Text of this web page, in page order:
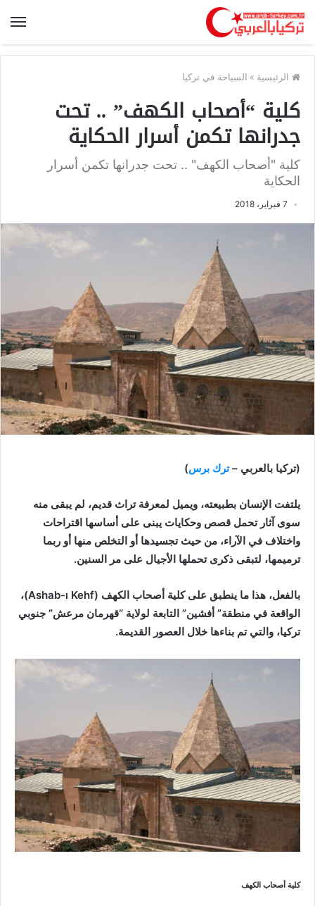
الرئيسية » السياحة في تركيا
كلية “أصحاب الكهف” .. تحت
جدرانها تكمن أسرار الحكاية
كلية "أصحاب الكهف" .. تحت جدرانها تكمن أسرار
الحكاية
7 فبراير، 2018
(تركيا بالعربي –ترك برس)
يلتفت الإنسان بطبيعته، ويميل لمعرفة تراث قديم، لم يبقى منه
سوى آثار تحمل قصص وحكايات يبنى على أساسها اقتراحات
واختلاف في الآراء، من حيث تجسيدها أو التخلص منها أو ربما
ترميمها، لتبقى ذكرى تحملها الأجيال على مر السنين.
بالفعل، هذا ما ينطبق على كلية أصحاب الكهف (Ashab-ı Kehf)،
الواقعة في منطقة” أفشين” التابعة لولاية “قهرمان مرعش” جنوبي
تركيا، والتي تم بناءها خلال العصور القديمة.
كلية أصحاب الكهف